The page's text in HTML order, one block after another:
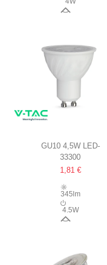
GU10 4,5W LED-
LEUCHTMITTEL
CREE CHIP, WEISSER K
UNSTSTOFF
33300
1,81 €
345lm
4.5W